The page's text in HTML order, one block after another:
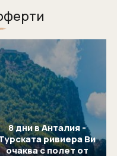
8 дни в Анталия -
ривиера Ви
очаква с полет от